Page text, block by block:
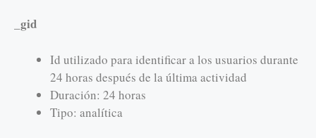
_gid
Id utilizado para identificar a los usuarios durante
24 horas después de la última actividad
Duración: 24 horas
Tipo: analítica